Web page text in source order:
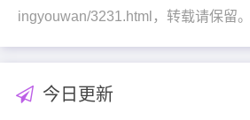
ingyouwan/3231.html，转载请保留。
今日更新